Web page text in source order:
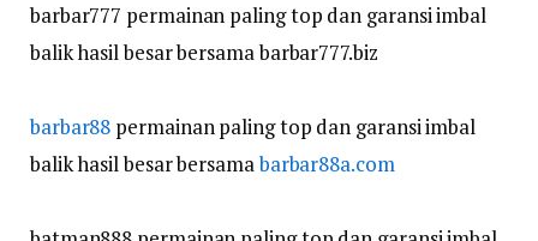
barbar777 permainan paling top dan garansi imbal
balik hasil besar bersama barbar777.biz
barbar88 permainan paling top dan garansi imbal
balik hasil besar bersamabarbar88a.com